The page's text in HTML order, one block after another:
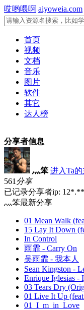
哎哟喂啊 aiyoweia.com
首页
视频
文档
音乐
图片
软件
其它
达人榜
分享者信息
灬笨 进入Ta
561 分享
已记录分享者ip:
灬笨最新分享
01 Mean Walk
15 Lay It Down
In Control
雨霏 - Carry On
吴雨霏 - 我本人
Sean Kingston -
Enrique Iglesias -
03 Tears Dry
01 Live It Up
01_I_m_in_Love